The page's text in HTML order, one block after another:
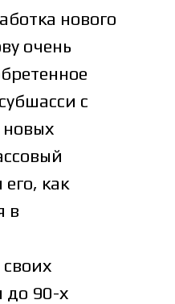
нового
очень
с
как
в
до 90-х